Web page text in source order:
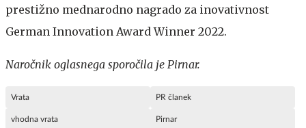
prestižno mednarodno nagrado za inovativnost
German Innovation Award Winner 2022.
Naročnik oglasnega sporočila je Pirnar.
Vrata PR članek
vhodna vrata Pirnar